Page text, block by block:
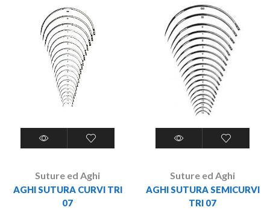
Suture ed Aghi
AGHI SUTURA CURVI TRI
07
Suture ed Aghi
AGHI SUTURA SEMICURVI
TRI 07